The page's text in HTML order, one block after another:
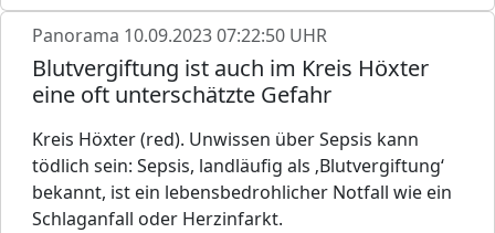
Panorama 10.09.2023 07:22:50 UHR
Blutvergiftung ist auch im Kreis Höxter
eine oft unterschätzte Gefahr
Kreis Höxter (red). Unwissen über Sepsis kann
tödlich sein: Sepsis, landläufig als ‚Blutvergiftung‘
bekannt, ist ein lebensbedrohlicher Notfall wie ein
Schlaganfall oder Herzinfarkt.